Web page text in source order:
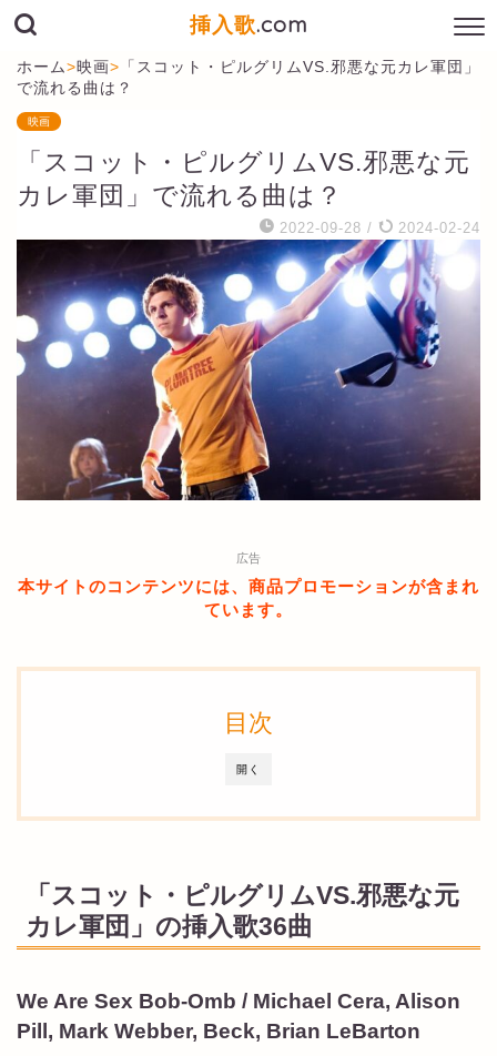
挿入歌.com
ホーム>映画> 「スコット・ピルグリムVS.邪悪な元カレ軍団」
で流れる曲は？
映画
「スコット・ピルグリムVS.邪悪な元
カレ軍団」で流れる曲は？
2022-09-28 / 2024-02-24
広告
本サイトのコンテンツには、商品プロモーションが含まれ
ています。
開く
目次
「スコット・ピルグリムVS.邪悪な元
カレ軍団」の挿入歌36曲
We Are Sex Bob-Omb / Michael Cera, Alison
Pill, Mark Webber, Beck, Brian LeBarton